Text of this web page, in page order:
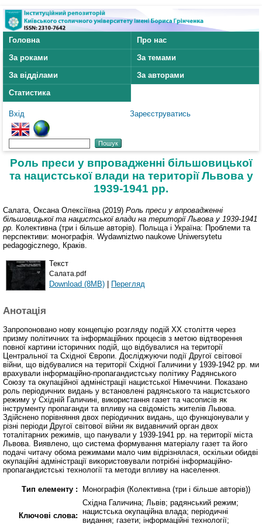
Головна
Про нас
За роками
За темами
За відділами
За авторами
Статистика
Вхід Зареєструватись
Роль преси у впровадженні більшовицької
та нацистської влади на території Львова у
1939-1941 рр.
Салата, Оксана Олексіївна (2019) Роль преси у впровадженні
більшовицької та нацистської влади на території Львова у 1939-1941
рр.
Колективна (три і більше авторів). Польща і Україна: Проблеми та
перспективи: монографія. Wydawniztwo naukowe Uniwersytetu
pedagogicznego, Краків.
Текст
Салата.pdf
Download (8MB) | Перегляд
Анотація
Запропоновано нову концепцію розгляду подій ХХ століття через
призму політичних та інформаційних процесів з метою відтворення
повної картини історичних подій, що відбувалися на території
Центральної та Східної Європи. Досліджуючи події Другої світової
війни, що відбувалися на території Східної Галичини у 1939-1942 рр. ми
врахували інформаційно-пропагандистську політику Радянського
Союзу та окупаційної адміністрації нацистської Німеччини. Показано
роль періодичних видань у встановлені радянського та нацистського
режиму у Східній Галичині, використання газет та часописів як
інструменту пропаганди та впливу на свідомість жителів Львова.
Здійснено порівняння двох періодичних видань, що функціонували у
різні періоди Другої світової війни як видавничий орган двох
тоталітарних режимів, що панували у 1939-1941 рр. на території міста
Львова. Виявлено, що система формування матеріалу газет та його
подачі читачу обома режимами мало чим відрізнялася, оскільки обидві
окупаційні адміністрації використовували потрібні інформаційно-
пропагандистські технології та методи впливу на населення.
Тип елементу : Монографія (Колективна (три і більше авторів))
Ключові слова:
Східна Галичина; Львів; радянський режим;
нацистська окупаційна влада; періодичні
видання; газети; інформаційні технології;